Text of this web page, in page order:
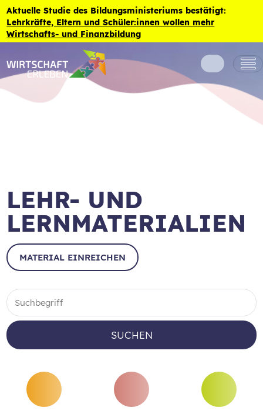
Zum Inhalt der Seite springen
Aktuelle Studie des Bildungsministeriums bestätigt:
Lehrkräfte, Eltern und Schüler:innen wollen mehr
Wirtschafts- und Finanzbildung
LEHR- UND
LERNMATERIALIEN
MATERIAL EINREICHEN
SUCHEN